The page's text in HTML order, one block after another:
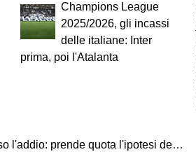
Champions League
2025/2026, gli incassi
delle italiane: Inter
prima, poi l'Atalanta
prende quota l'ipotesi del prestito